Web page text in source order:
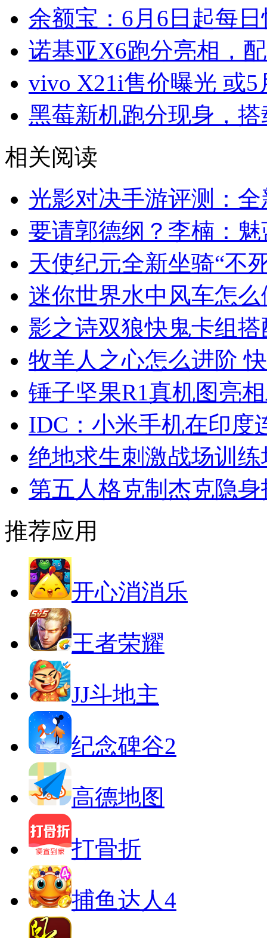
余额宝：6月6日起每
诺基亚X6跑分亮相，
vivo X21i售价曝光 或5
黑莓新机跑分现身，搭
相关阅读
光影对决手游评测：
要请郭德纲？李楠：
天使纪元全新坐骑“不
迷你世界水中风车怎
影之诗双狼快鬼卡组
牧羊人之心怎么进阶
锤子坚果R1真机图亮
IDC：小米手机在印度
绝地求生刺激战场训
第五人格克制杰克隐
推荐应用
开心消消乐
王者荣耀
JJ斗地主
纪念碑谷2
高德地图
打骨折
捕鱼达人4